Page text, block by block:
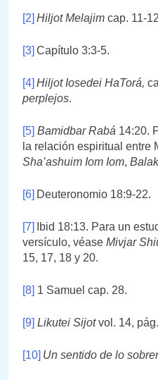
[2] Hiljot Melajim cap. 11-
[3] Capítulo 3:3-5.
[4] Hiljot Iosedei HaTorá,
perplejos.
[5] Bamidbar Rabá 14:20.
la relación espiritual entre
Sha’ashuim Iom Iom, Balak
[6] Deuteronomio 18:9-22.
[7]
Ibid 18:13. Para un
versículo, véase Mivjar
15, 17, 18 y 20.
[8] 1 Samuel cap. 28.
[9] Likutei Sijotvol. 14,
[10] Un sentido de lo